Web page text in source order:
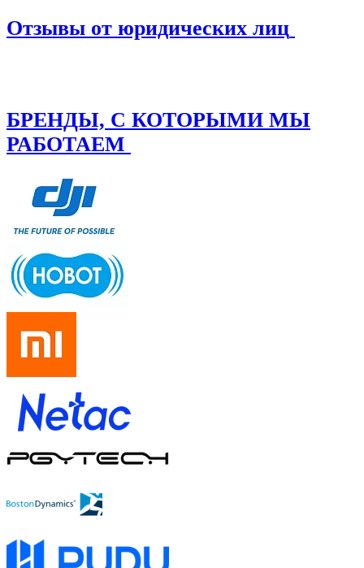
Отзывы от юридических лиц
БРЕНДЫ, С КОТОРЫМИ МЫ
РАБОТАЕМ